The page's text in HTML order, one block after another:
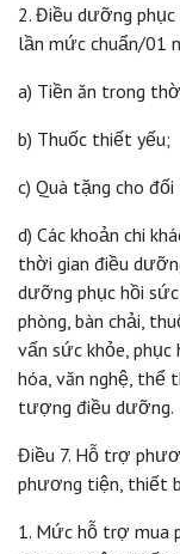
2. Điều dưỡng
lần mức chuẩn/01
a) Tiền ăn trong
b) Thuốc thiết yếu;
c) Quà tặng cho
d) Các khoản chi
thời gian điều
dưỡng phục hồi
phòng, bàn chải,
vấn sức khỏe, phục
hóa, văn nghệ, thể
tượng điều dưỡng.
Điều 7. Hỗ trợ
phương tiện, thiết
1. Mức hỗ trợ mua